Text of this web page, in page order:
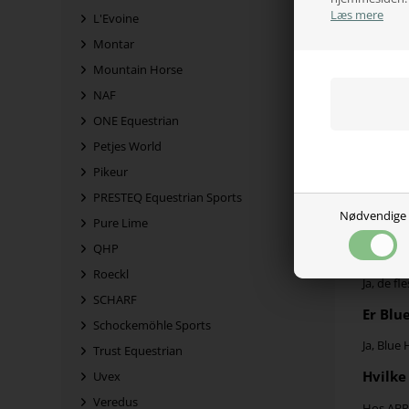
Læs mere
Nødvendige
L'Evoine
Montar
Mountain Horse
NAF
ONE Equestrian
Petjes World
Pikeur
PRESTEQ Equestrian Sports
Pure Lime
QHP
Roeckl
SCHARF
Schockemöhle Sports
Trust Equestrian
Uvex
Veredus
Hos
Ja,
Blue
Kan
Ja, de
Er
Ja,